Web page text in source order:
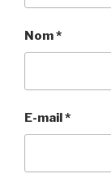
Nom*
E-mail*